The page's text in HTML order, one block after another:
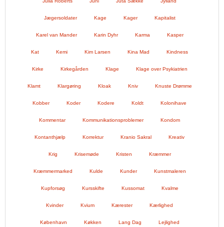
Jægersoldater Kage Kager Kapitalist
Karel van Mander Karin Dyhr Karma Kasper
Kat Kemi Kim Larsen Kina Mad Kindness
Kirke Kirkegården Klage Klage over Psykiatrien
Klamt Klargøring Kloak Kniv Knuste Drømme
Kobber Koder Kodere Koldt Kolonihave
Kommentar Kommunikationsproblemer Kondom
Kontanthjælp Korrektur Kranio Sakral Kreativ
Krig Krisemøde Kristen Kræmmer
Kræmmermarked Kulde Kunder Kunstmaleren
Kupforsøg Kursskifte Kussomat Kvalme
Kvinder Kvium Kærester Kærlighed
København Køkken Lang Dag Lejlighed